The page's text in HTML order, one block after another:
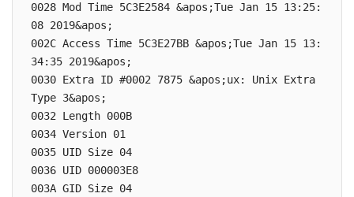
0028 Mod Time 5C3E2584 &apos;Tue Jan 15 13:25:
08 2019&apos;
002C Access Time 5C3E27BB &apos;Tue Jan 15 13:
34:35 2019&apos;
0030 Extra ID #0002 7875 &apos;ux: Unix Extra
Type 3&apos;
0032 Length 000B
0034 Version 01
0035 UID Size 04
0036 UID 000003E8
003A GID Size 04